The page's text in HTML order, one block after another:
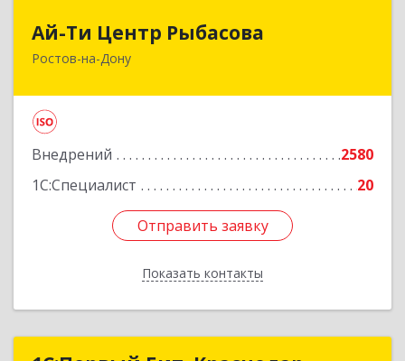
Ай-Ти Центр Рыбасова
Ростов-на-Дону
Внедрений
2580
1С:Специалист
20
Отправить заявку
Показать контакты
Ай-Ти Центр Рыбасова
344037, Ростовская обл, Ростов-на-Дону г, 14-я
Отправить заявку
Назад